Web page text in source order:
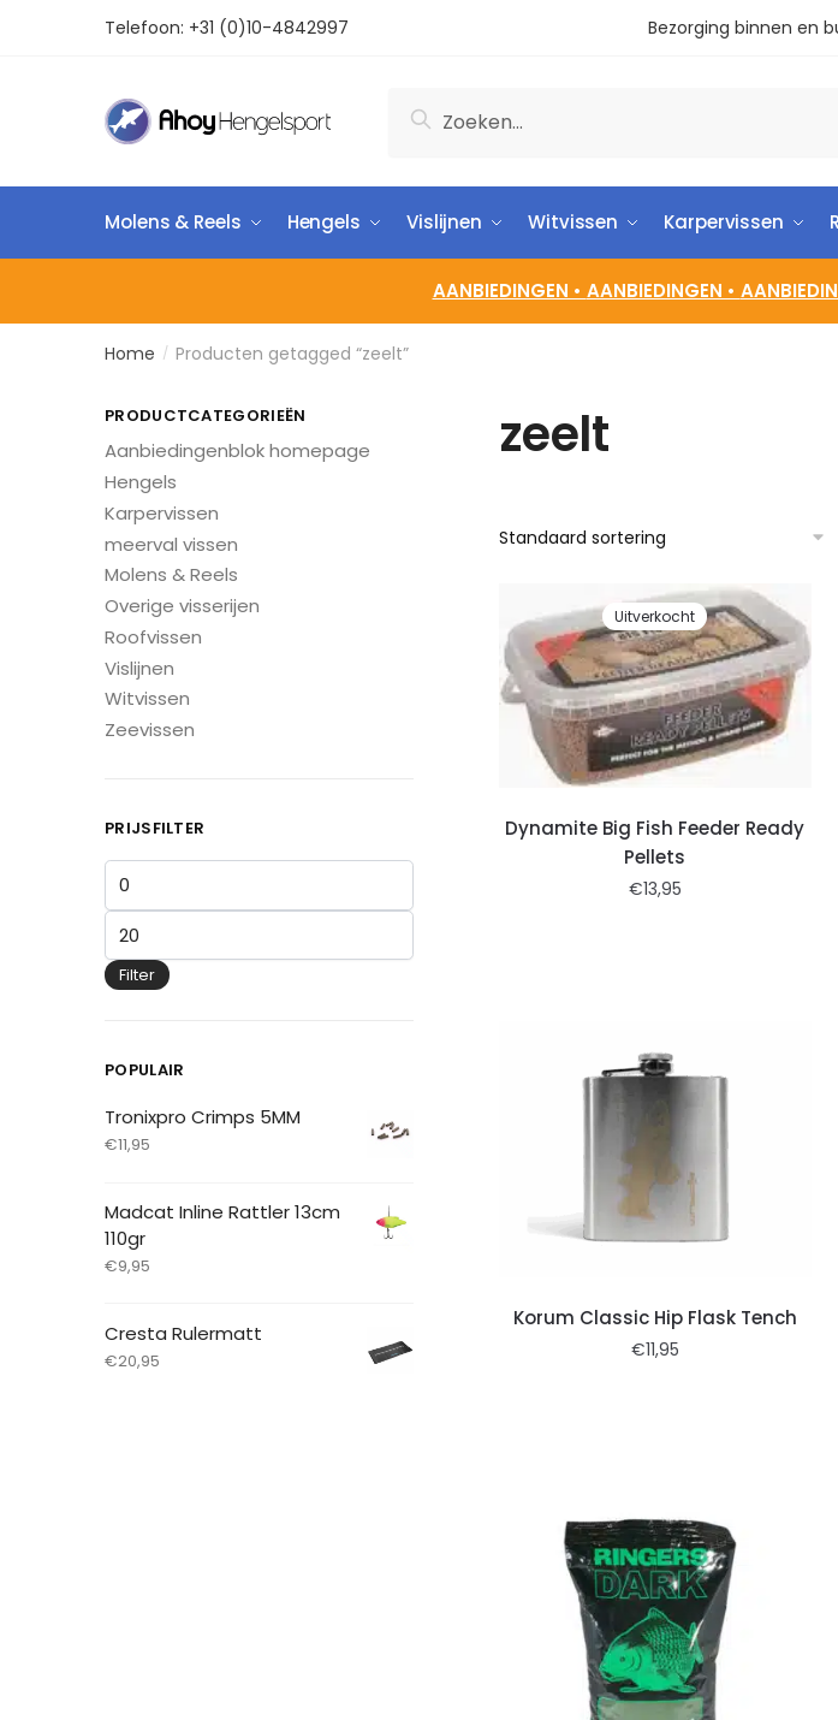
Telefoon: +31 (0)10-4842997 Bezorging binnen en
Zoeken
Molens & Reels Hengels Vislijnen Witvissen Karpervissen
AANBIEDINGEN • AANBIEDINGEN •
Home / Producten getagged “zeelt”
zeelt
Uitverkocht
Dynamite Big Fish Feeder Ready
Pellets
€13,95
Korum Classic Hip Flask Tench
€11,95
PRODUCTCATEGORIEËN
Aanbiedingenblok homepage
Hengels
Karpervissen
meerval vissen
Molens & Reels
Overige visserijen
Roofvissen
Vislijnen
Witvissen
Zeevissen
PRIJSFILTER
Filter
POPULAIR
Tronixpro Crimps 5MM
€11,95
Madcat Inline Rattler 13cm
110gr
€9,95
Cresta Rulermatt
€20,95